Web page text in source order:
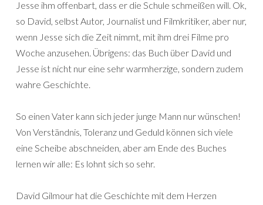
Jesse ihm offenbart, dass er die Schule schmeißen will. Ok,
so David, selbst Autor, Journalist und Filmkritiker, aber nur,
wenn Jesse sich die Zeit nimmt, mit ihm drei Filme pro
Woche anzusehen. Übrigens: das Buch über David und
Jesse ist nicht nur eine sehr warmherzige, sondern zudem
wahre Geschichte.
So einen Vater kann sich jeder junge Mann nur wünschen!
Von Verständnis, Toleranz und Geduld können sich viele
eine Scheibe abschneiden, aber am Ende des Buches
lernen wir alle: Es lohnt sich so sehr.
David Gilmour hat die Geschichte mit dem Herzen